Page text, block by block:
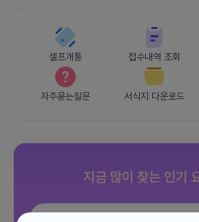
셀프개통 접수내역 조회
자주묻는질문 서식지 다운로드
지금 많이 찾는 인기